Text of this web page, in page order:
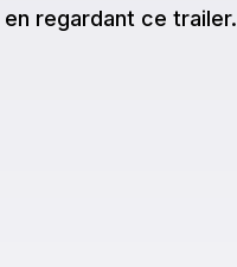
en regardant ce trailer.